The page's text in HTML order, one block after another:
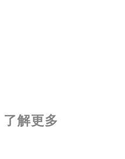
了解更多